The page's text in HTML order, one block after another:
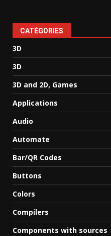
CATÉGORIES
3D
3D
3D and 2D, Games
Applications
Audio
Automate
Bar/QR Codes
Buttons
Colors
Compilers
Components with sources